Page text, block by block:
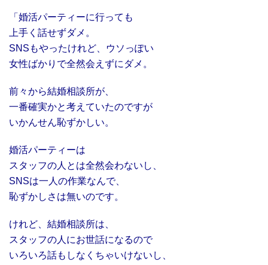
「婚活パーティーに行っても
上手く話せずダメ。
SNSもやったけれど、ウソっぽい
女性ばかりで全然会えずにダメ。
前々から結婚相談所が、
一番確実かと考えていたのですが
いかんせん恥ずかしい。
婚活パーティーは
スタッフの人とは全然会わないし、
SNSは一人の作業なんで、
恥ずかしさは無いのです。
けれど、結婚相談所は、
スタッフの人にお世話になるので
いろいろ話もしなくちゃいけないし、